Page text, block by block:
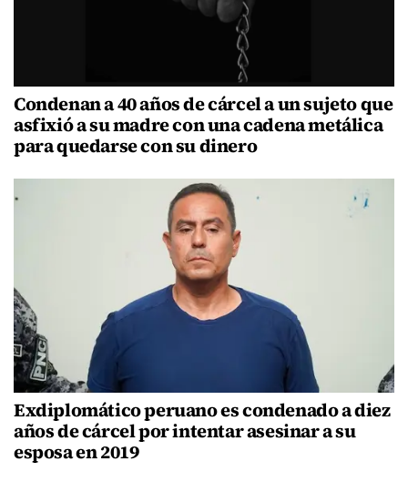
Condenan a 40 años de cárcel a un sujeto que
asfixió a su madre con una cadena metálica
para quedarse con su dinero
Exdiplomático peruano es condenado a diez
años de cárcel por intentar asesinar a su
esposa en 2019